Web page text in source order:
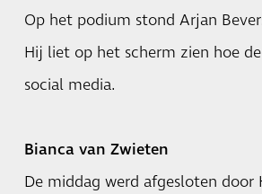
Op het podium stond Arjan
Hij liet op het scherm zien hoe
social media.
Bianca van Zwieten
De middag werd afgesloten door